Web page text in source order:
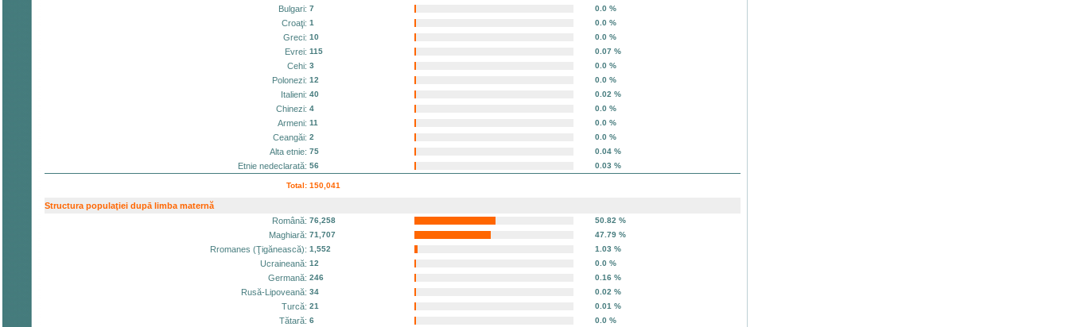
Bulgari: 7 0.0 %
Croaţi: 1 0.0 %
Greci: 10 0.0 %
Evrei: 115 0.07 %
Cehi: 3 0.0 %
Polonezi: 12 0.0 %
Italieni: 40 0.02 %
Chinezi: 4 0.0 %
Armeni: 11 0.0 %
Ceangăi: 2 0.0 %
Alta etnie: 75 0.04 %
Etnie nedeclarată: 56 0.03 %
Total: 150,041
Structura populaţiei dupā limba maternă
Română: 76,258 50.82 %
Maghiară: 71,707 47.79 %
Rromanes (Ţigănească): 1,552 1.03 %
Ucraineană: 12 0.0 %
Germană: 246 0.16 %
Rusă-Lipoveană: 34 0.02 %
Turcă: 21 0.01 %
Tătară: 6 0.0 %